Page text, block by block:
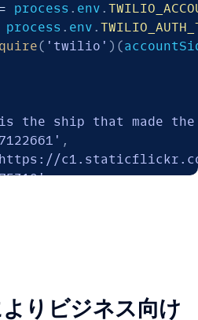
= process . env .
process . env .
( 'twilio' ) (
the ship that made the
,
c1.staticflickr.com/
りビジネス向け